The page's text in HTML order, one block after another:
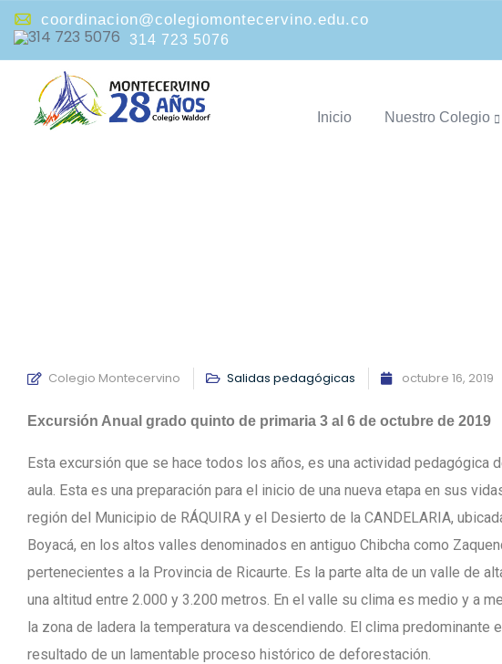
coordinacion@colegiomontecervino.edu.co
314 723 5076
Inicio Nuestro Colegio
Colegio Montecervino Salidas pedagógicas octubre 16, 2019
Excursión Anual grado quinto de primaria 3 al 6 de octubre de 2019
Esta excursión que se hace todos los años, es una actividad pedagógica
aula. Esta es una preparación para el inicio de una nueva etapa en sus
región del Municipio de RÁQUIRA y el Desierto de la CANDELARIA,
Boyacá, en los altos valles denominados en antiguo Chibcha como
pertenecientes a la Provincia de Ricaurte. Es la parte alta de un valle de
una altitud entre 2.000 y 3.200 metros. En el valle su clima es medio y a
la zona de ladera la temperatura va descendiendo. El clima predominante
resultado de un lamentable proceso histórico de deforestación.